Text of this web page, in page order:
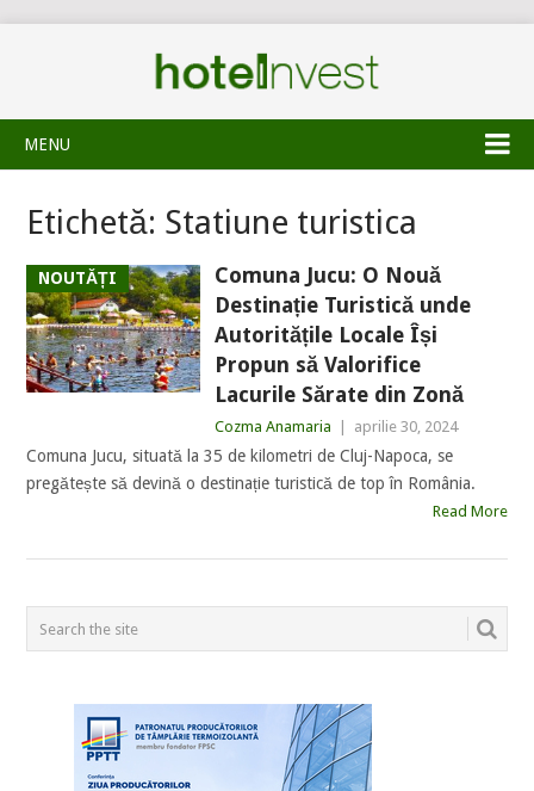
MENU
Etichetă: Statiune turistica
NOUTĂȚI
Comuna Jucu: O Nouă
Destinație Turistică unde
Autoritățile Locale Își
Propun să Valorifice
Lacurile Sărate din Zonă
Cozma Anamaria aprilie 30, 2024
Comuna Jucu, situată la 35 de kilometri de Cluj-Napoca, se
pregătește să devină o destinație turistică de top în România.
Read More
POSTS
NAVIGATION